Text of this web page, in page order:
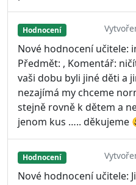
Hodnocení
Nové hodnocení učitele:
Předmět: , Komentář:
vaši dobu byli jiné děti a
nezajímá my chceme
stejně rovně k dětem a
jenom kus ….. děkujeme
Hodnocení
Nové hodnocení učitele: